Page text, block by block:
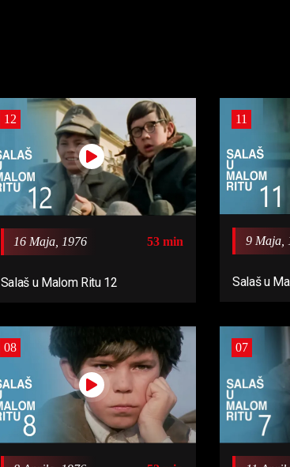
12
16 Maja, 1976 53 min
Salaš u Malom Ritu 12
11
9 Maja,
Salaš u
08 07